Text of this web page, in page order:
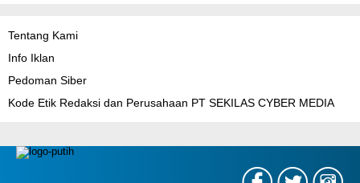
Tentang Kami
Info Iklan
Pedoman Siber
Kode Etik Redaksi dan Perusahaan PT SEKILAS CYBER MEDIA